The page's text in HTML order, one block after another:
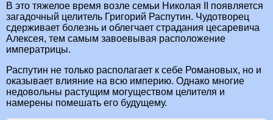
В это тяжелое время возле семьи Николая II появляется
загадочный целитель Григорий Распутин. Чудотворец
сдерживает болезнь и облегчает страдания цесаревича
Алексея, тем самым завоевывая расположение
императрицы.
Распутин не только располагает к себе Романовых, но и
оказывает влияние на всю империю. Однако многие
недовольны растущим могуществом целителя и
намерены помешать его будущему.